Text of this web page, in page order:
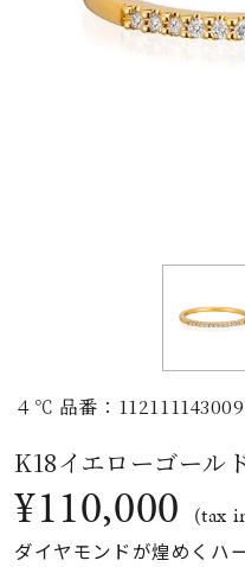
ファッションテイス
ト
４℃ 品番：112111143009
K18イエローゴール
¥110,000 (tax
ダイヤモンドが煌めくハ